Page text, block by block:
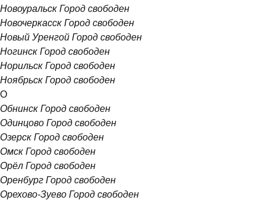
Новоуральск Город свободен
Новочеркасск Город свободен
Новый Уренгой Город свободен
Ногинск Город свободен
Норильск Город свободен
Ноябрьск Город свободен
О
Обнинск Город свободен
Одинцово Город свободен
Озерск Город свободен
Омск Город свободен
Орёл Город свободен
Оренбург Город свободен
Орехово-Зуево Город свободен